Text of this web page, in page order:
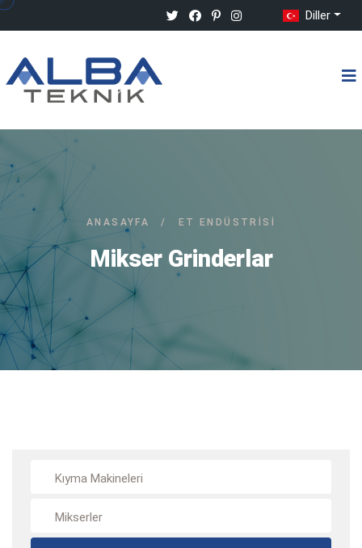
Diller
ANASAYFA / ET ENDÜSTRISI
Mikser Grinderlar
Kıyma Makineleri
Mikserler